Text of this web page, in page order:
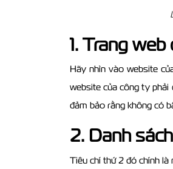
1. Trang
Hãy nhìn vào website
website của công ty phải
đảm bảo rằng không có
2. Danh
Tiêu chí thứ 2 đó chính là